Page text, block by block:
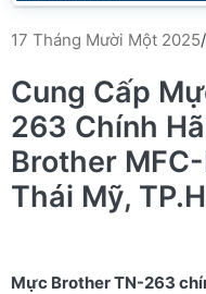
17 Tháng Mười Một 2025/
Cung Cấp
263 Chính
Brother
Thái Mỹ,
Mực Brother TN-263